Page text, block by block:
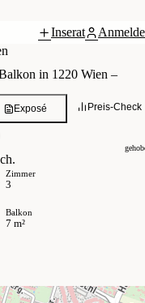
Inserat
in 1220 Wien –
Preis-Check
Exposé
Zimmer
3
Balkon
7 m²